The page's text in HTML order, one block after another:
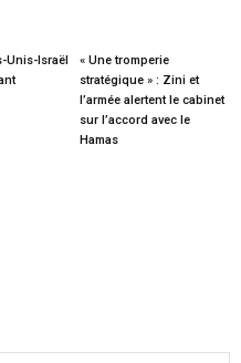
Unis-Israël
« Une tromperie
stratégique » : Zini et
l’armée alertent le cabinet
sur l’accord avec le
Hamas